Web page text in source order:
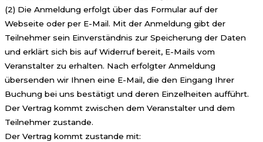
(2) Die Anmeldung erfolgt über das Formular auf der
Webseite oder per E-Mail. Mit der Anmeldung gibt der
Teilnehmer sein Einverständnis zur Speicherung der Daten
und erklärt sich bis auf Widerruf bereit, E-Mails vom
Veranstalter zu erhalten. Nach erfolgter Anmeldung
übersenden wir Ihnen eine E-Mail, die den Eingang Ihrer
Buchung bei uns bestätigt und deren Einzelheiten aufführt.
Der Vertrag kommt zwischen dem Veranstalter und dem
Teilnehmer zustande.
Der Vertrag kommt zustande mit: